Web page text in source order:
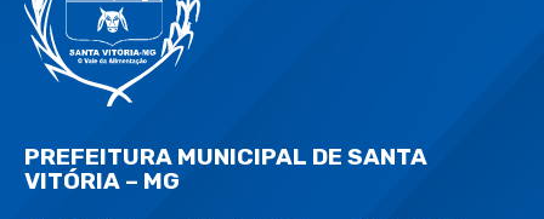
PREFEITURA MUNICIPAL DE SANTA
VITÓRIA – MG